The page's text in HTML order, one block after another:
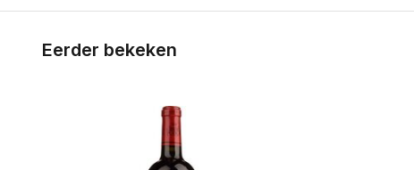
Eerder bekeken